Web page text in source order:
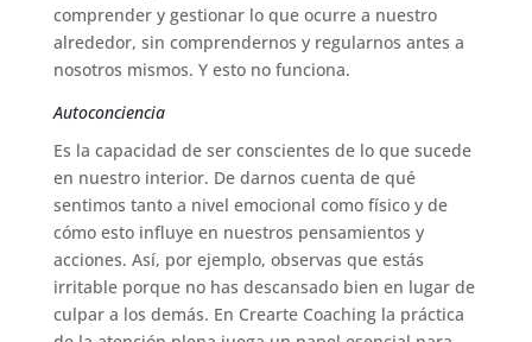
comprender y gestionar lo que ocurre a nuestro
alrededor, sin comprendernos y regularnos antes a
nosotros mismos. Y esto no funciona.
Autoconciencia
Es la capacidad de ser conscientes de lo que sucede
en nuestro interior. De darnos cuenta de qué
sentimos tanto a nivel emocional como físico y de
cómo esto influye en nuestros pensamientos y
acciones. Así, por ejemplo, observas que estás
irritable porque no has descansado bien en lugar de
culpar a los demás. En Crearte Coaching la práctica